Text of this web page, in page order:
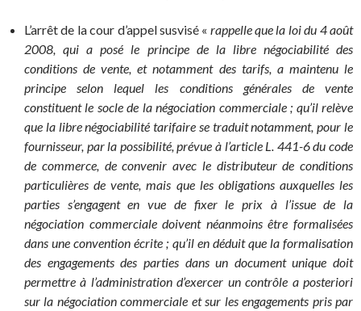
L’arrêt de la cour d’appel susvisé « rappelle que la loi du 4 août
2008, qui a posé le principe de la libre négociabilité des
conditions de vente, et notamment des tarifs, a maintenu le
principe selon lequel les conditions générales de vente
constituent le socle de la négociation commerciale ; qu’il relève
que la libre négociabilité tarifaire se traduit notamment, pour le
fournisseur, par la possibilité, prévue à l’article L. 441-6 du code
de commerce, de convenir avec le distributeur de conditions
particulières de vente, mais que les obligations auxquelles les
parties s’engagent en vue de fixer le prix à l’issue de la
négociation commerciale doivent néanmoins être formalisées
dans une convention écrite ; qu’il en déduit que la formalisation
des engagements des parties dans un document unique doit
permettre à l’administration d’exercer un contrôle a posteriori
sur la négociation commerciale et sur les engagements pris par